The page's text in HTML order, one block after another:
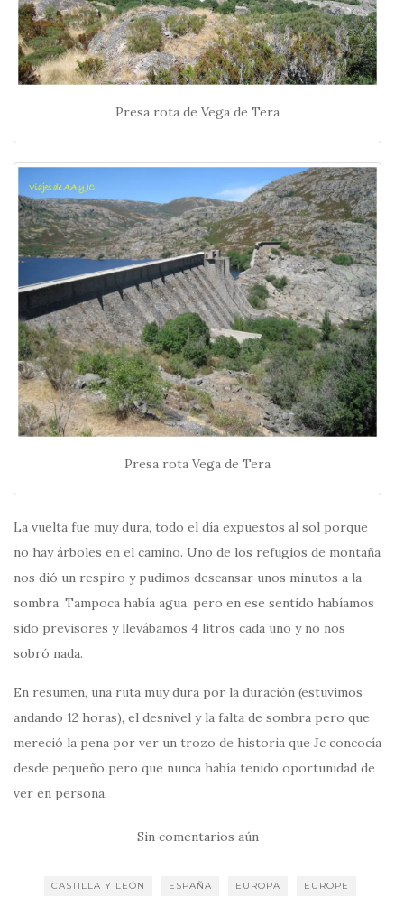
Presa rota de Vega de Tera
Presa rota Vega de Tera
La vuelta fue muy dura, todo el día expuestos al sol porque
no hay árboles en el camino. Uno de los refugios de montaña
nos dió un respiro y pudimos descansar unos minutos a la
sombra. Tampoca había agua, pero en ese sentido habíamos
sido previsores y llevábamos 4 litros cada uno y no nos
sobró nada.
En resumen, una ruta muy dura por la duración (estuvimos
andando 12 horas), el desnivel y la falta de sombra pero que
mereció la pena por ver un trozo de historia que Jc concocía
desde pequeño pero que nunca había tenido oportunidad de
ver en persona.
Sin comentarios aún
CASTILLA Y LEÓN ESPAÑA EUROPA EUROPE